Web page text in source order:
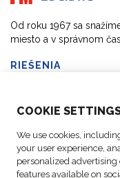
COOKIE
We use cookies,
your user experience,
personalized
features available on
Od roku 1967 sa
miesto a v správnom
RIEŠENIA
O NÁS